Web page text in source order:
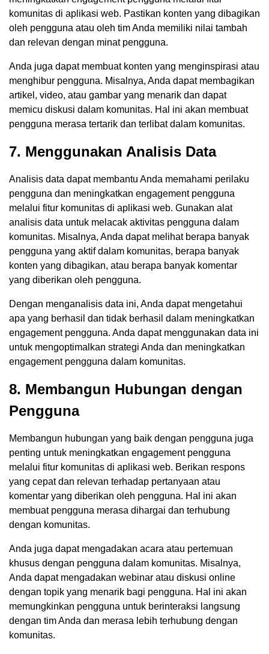
komunitas di aplikasi web. Pastikan konten yang dibagikan
oleh pengguna atau oleh tim Anda memiliki nilai tambah
dan relevan dengan minat pengguna.
Anda juga dapat membuat konten yang menginspirasi atau
menghibur pengguna. Misalnya, Anda dapat membagikan
artikel, video, atau gambar yang menarik dan dapat
memicu diskusi dalam komunitas. Hal ini akan membuat
pengguna merasa tertarik dan terlibat dalam komunitas.
7. Menggunakan Analisis Data
Analisis data dapat membantu Anda memahami perilaku
pengguna dan meningkatkan engagement pengguna
melalui fitur komunitas di aplikasi web. Gunakan alat
analisis data untuk melacak aktivitas pengguna dalam
komunitas. Misalnya, Anda dapat melihat berapa banyak
pengguna yang aktif dalam komunitas, berapa banyak
konten yang dibagikan, atau berapa banyak komentar
yang diberikan oleh pengguna.
Dengan menganalisis data ini, Anda dapat mengetahui
apa yang berhasil dan tidak berhasil dalam meningkatkan
engagement pengguna. Anda dapat menggunakan data ini
untuk mengoptimalkan strategi Anda dan meningkatkan
engagement pengguna dalam komunitas.
8. Membangun Hubungan dengan
Pengguna
Membangun hubungan yang baik dengan pengguna juga
penting untuk meningkatkan engagement pengguna
melalui fitur komunitas di aplikasi web. Berikan respons
yang cepat dan relevan terhadap pertanyaan atau
komentar yang diberikan oleh pengguna. Hal ini akan
membuat pengguna merasa dihargai dan terhubung
dengan komunitas.
Anda juga dapat mengadakan acara atau pertemuan
khusus dengan pengguna dalam komunitas. Misalnya,
Anda dapat mengadakan webinar atau diskusi online
dengan topik yang menarik bagi pengguna. Hal ini akan
memungkinkan pengguna untuk berinteraksi langsung
dengan tim Anda dan merasa lebih terhubung dengan
komunitas.